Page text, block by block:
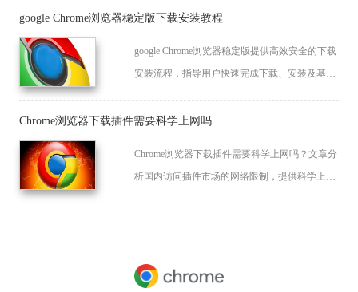
google Chrome浏览器稳定版下载安装教程
google Chrome浏览器稳定版提供高效安全的下载
安装流程，指导用户快速完成下载、安装及基础
Chrome浏览器下载插件需要科学上网吗
Chrome浏览器下载插件需要科学上网吗？文章分
析国内访问插件市场的网络限制，提供科学上网